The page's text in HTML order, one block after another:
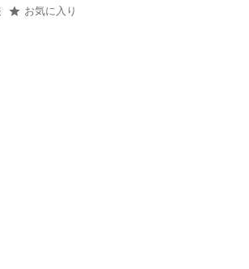
お気に入り